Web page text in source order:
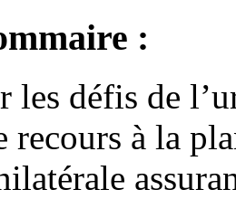
:
les défis de
à la